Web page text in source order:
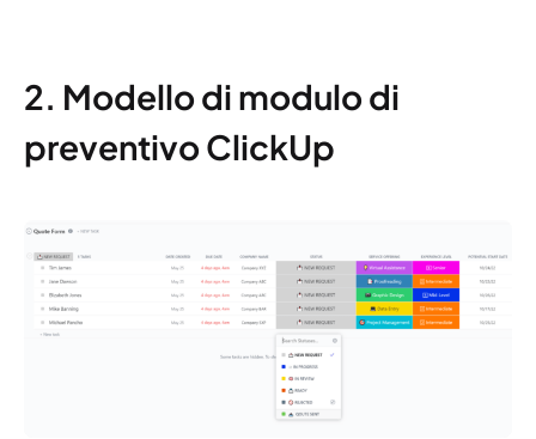
2. Modello di modulo di
preventivo ClickUp